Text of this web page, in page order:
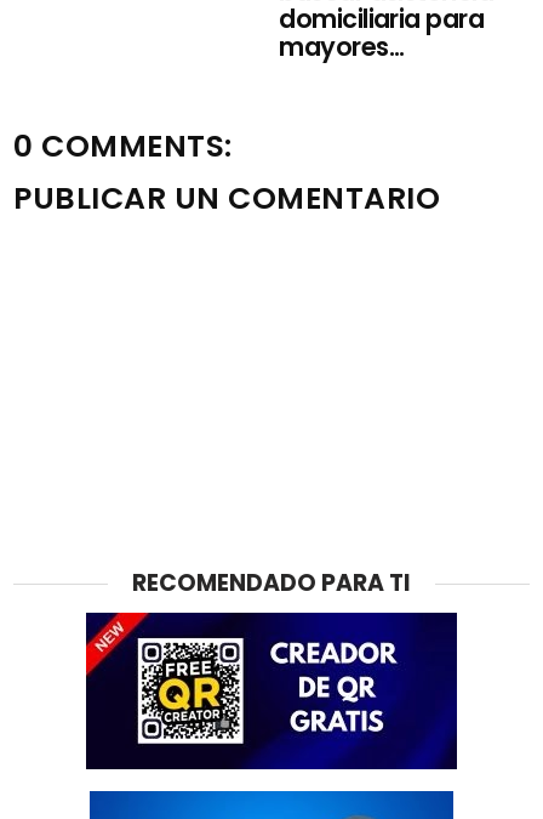
domiciliaria para
mayores...
0 COMMENTS:
PUBLICAR UN COMENTARIO
RECOMENDADO PARA TI